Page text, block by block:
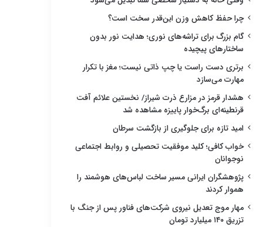
چرا حفظ کاهش وزن این‌قدر سخت است؟
گام بزرگ برای تراشه‌های نوری؛ هدایت نور بدون
ساختارهای پیچیده
برتری دست راست یا چپ ذاتی نیست؛ مغز با تکرار
مهارت می‌سازد
هشدار قرمز در مزارع ذرت شیراز/ نخستین علائم آفت
قرنطینه‌ای برگ‌خوار پاییزه مشاهده شد
امید تازه برای جلوگیری از بازگشت سرطان
خواب کافی؛ کلید موفقیت تحصیلی و روابط اجتماعی
نوجوانان
پژوهشگران ایرانی مسیر ساخت لباس‌های هوشمند را
هموار کردند
مهار موج تعدیل نیروی شرکت‌های فناور پس از جنگ با
تزریق ۱۴۰ میلیارد تومان